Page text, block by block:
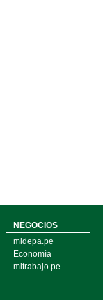
NEGOCIOS
midepa.pe
Economía
mitrabajo.pe